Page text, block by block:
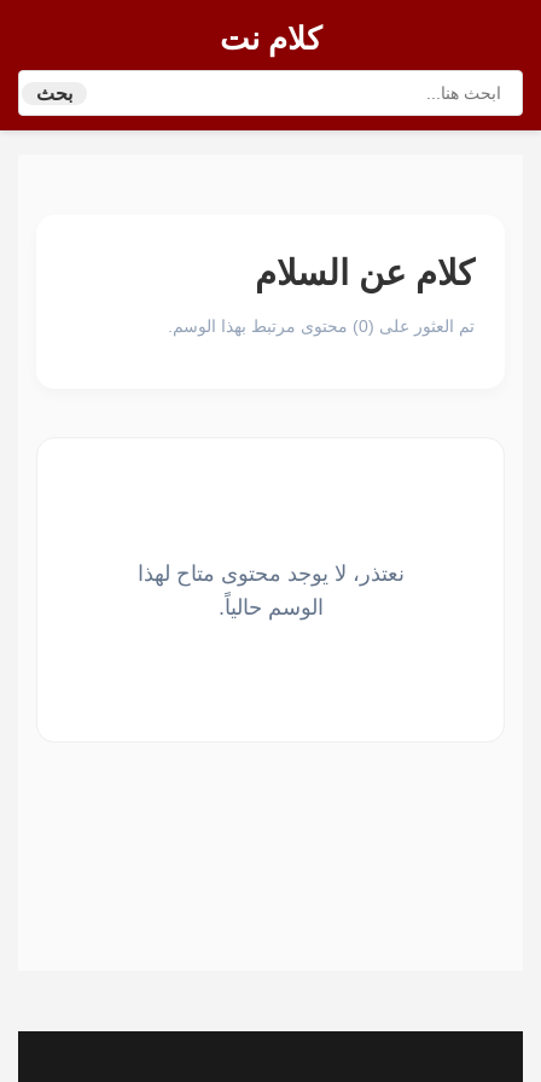
كلام نت
بحث
كلام عن السلام
تم العثور على (0) محتوى مرتبط بهذا الوسم.
نعتذر، لا يوجد محتوى متاح لهذا
الوسم حالياً.